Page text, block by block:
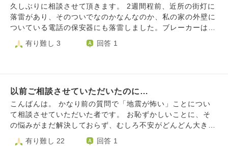
たのかもしれません。 東京での生活が10年を超えて、その
間に子供が生まれて、40歳を超え、いろいろなことが感じら
れるようになり、自分が生き残ったことは当たり前ではな
近年立て続けに起こっている大きな災害に遭われた方のこと
日々の仕事や生活をこなしていく。 これが周り回って社会
や困っている人の少しでも助けになっている、と普段から考
えているのですが、特にここ数年の1/17あたりの心の振れ幅
が大きく、自分でもただただ辛く悩んでおります。 気持ち
を聞いていただき、ありがとうございました。
ていました。 その後すぐに窓は鍵を追加し、防犯カメラも
設置しましたが、こういうことって本当に起きるんだと実感
してしまいました。 だから我が家にも強盗が来るかもと思
うしよう、家の中も安心できず安心できる場所がなくハラハ
久しぶりに相談させて頂きます。 2週間程前、近所の街灯に
落雷があり、そのついでなのかなんなのか、私の家の外壁に
ついている電話の保安器にも落雷しました。ブレーカーは大
丈夫で、保安器のすぐそばにあるエアコンのみ故障し、他の
家電は無事でした。因みに、他2軒被害にあっています(テレ
また家だけに落ちるんじゃないか？』『火事になるんじゃな
いか？』とずっと考えてしまいます。 電気屋さん曰く、外
壁の電話保安器にはよく落雷するらしいので、次に落雷して
も家の中に入らないように、繋がってた線を外して貰ったり
セントを買ってみたりしたのですが、それでも嫌だと思って
有り難し 3 回答 1
以前ご相談させていただいたのに…
こんばんは。 かなり前の質問で「地震が怖い」ことについ
て相談させていただいた者です。 お恥ずかしいことに、そ
の悩みがまだ解決しておらず、むしろ不安がどんどん大きく
なっているような気がします。 特に、先日南海トラフ地震
の注意報が出てからよりひどくなってしまいました。 何を
有り難し 22 回答 1